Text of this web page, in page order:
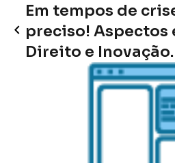
keyboard_arrow_left
Em tempos de
preciso! Aspectos
Direito e Inovação.